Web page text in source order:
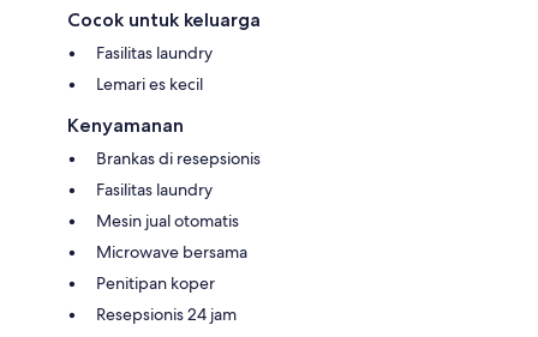
Cocok untuk keluarga
Fasilitas laundry
Lemari es kecil
Kenyamanan
Brankas di resepsionis
Fasilitas laundry
Mesin jual otomatis
Microwave bersama
Penitipan koper
Resepsionis 24 jam